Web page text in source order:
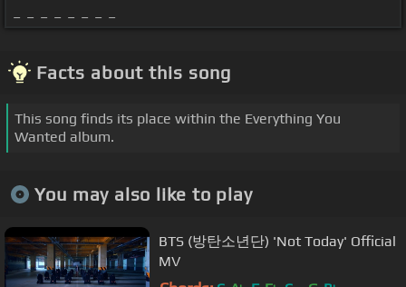
Facts about this song
This song finds its place within the Everything You
Wanted album.
You may also like to play
BTS (방탄소년단) 'Not Today' Official
MV